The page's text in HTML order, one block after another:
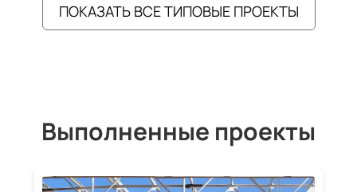
ПОКАЗАТЬ ВСЕ ТИПОВЫЕ ПРОЕКТЫ
Выполненные проекты